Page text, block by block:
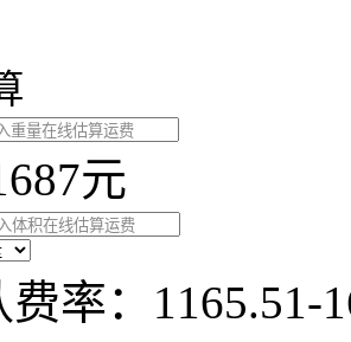
元
率：1165.51-